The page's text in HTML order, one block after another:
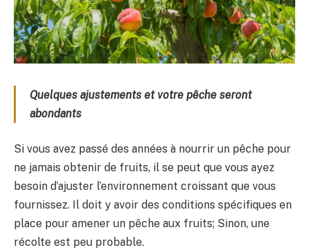
Quelques ajustements et votre pêche seront
abondants
Si vous avez passé des années à nourrir un pêche pour
ne jamais obtenir de fruits, il se peut que vous ayez
besoin d’ajuster l’environnement croissant que vous
fournissez. Il doit y avoir des conditions spécifiques en
place pour amener un pêche aux fruits; Sinon, une
récolte est peu probable.